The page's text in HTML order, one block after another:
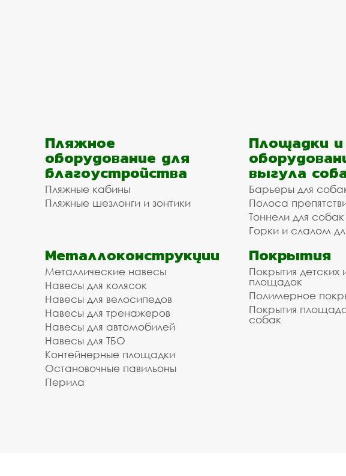
Пляжное
оборудование для
благоустройства
Пляжные кабины
Пляжные шезлонги и зонтики
Площадки и
выгула
Барьеры для
Полоса
Тоннели для собак
Горки и слалом
Металлоконструкции
Металлические навесы
Навесы для колясок
Навесы для велосипедов
Навесы для тренажеров
Навесы для автомобилей
Навесы для ТБО
Контейнерные площадки
Остановочные павильоны
Перила
Покрытия
Покрытия детских
площадок
Полимерное
Покрытия
собак